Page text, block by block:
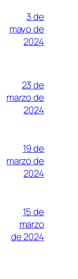
3 de
mayo de
2024
23 de
marzo de
2024
19 de
marzo de
2024
15 de
marzo
de 2024